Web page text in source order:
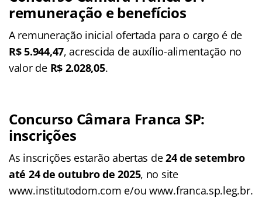
remuneração e benefícios
A remuneração inicial ofertada para o cargo é de
R$ 5.944,47, acrescida de auxílio-alimentação no
valor de R$ 2.028,05.
Concurso Câmara Franca SP:
inscrições
As inscrições estarão abertas de24 de setembro
até 24 de outubro de 2025, no site
www.institutodom.com e/ou www.franca.sp.leg.br.